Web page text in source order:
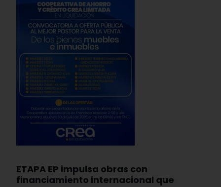
ETAPA EP impulsa obras con
financiamiento internacional que